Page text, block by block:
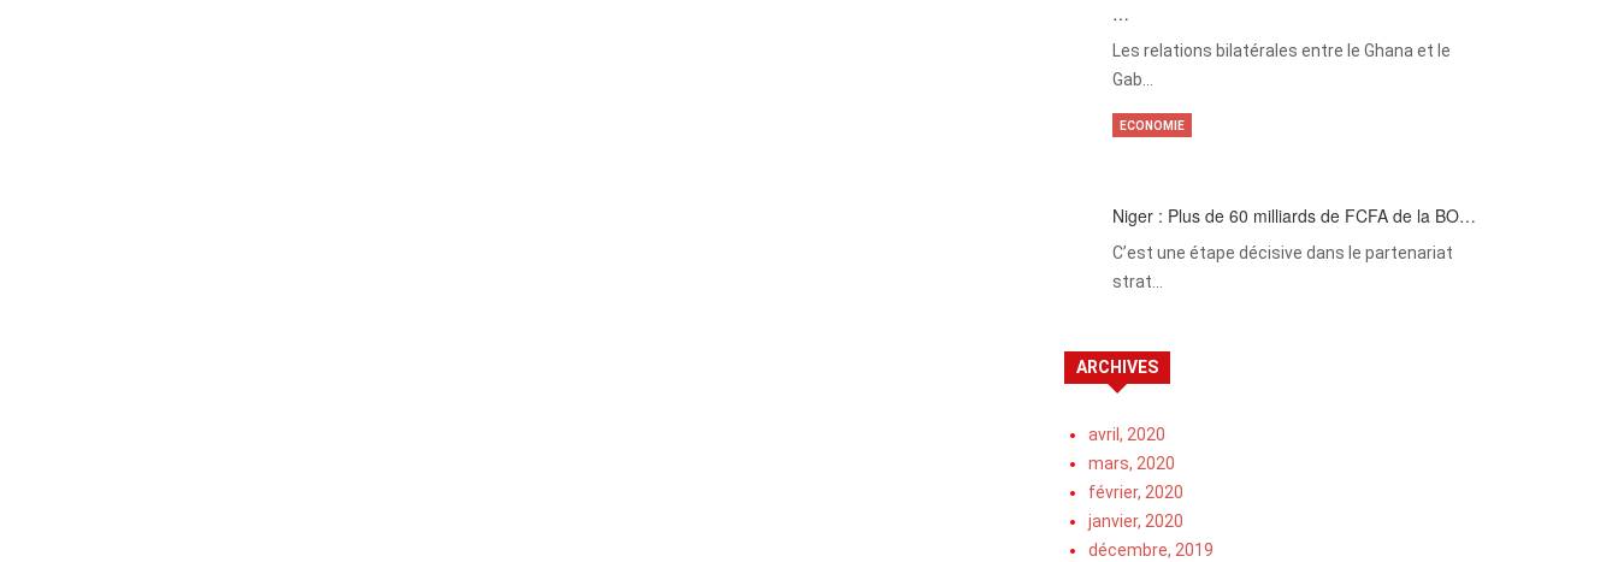
…
Les relations bilatérales entre le Ghana et le
Gab…
Niger : Plus de 60 milliards de FCFA de la BO…
C’est une étape décisive dans le partenariat
strat…
ECONOMIE
ARCHIVES
avril, 2020
mars, 2020
février, 2020
janvier, 2020
décembre, 2019